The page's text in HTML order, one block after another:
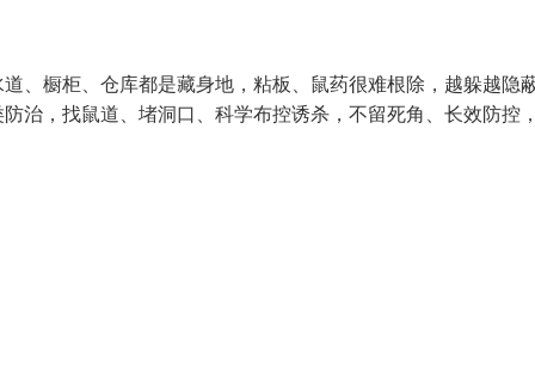
、橱柜、仓库都是藏身地，粘板、鼠药很难根除，越躲越隐
治，找鼠道、堵洞口、科学布控诱杀，不留死角、长效防控